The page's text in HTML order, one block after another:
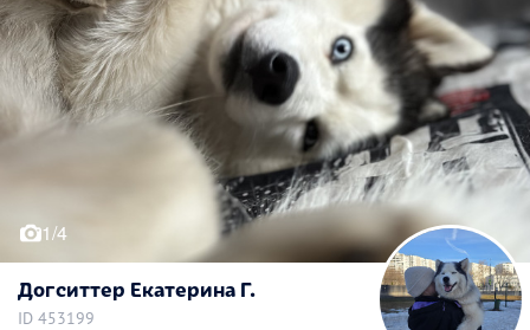
1/4
Догситтер Екатерина Г.
ID 453199